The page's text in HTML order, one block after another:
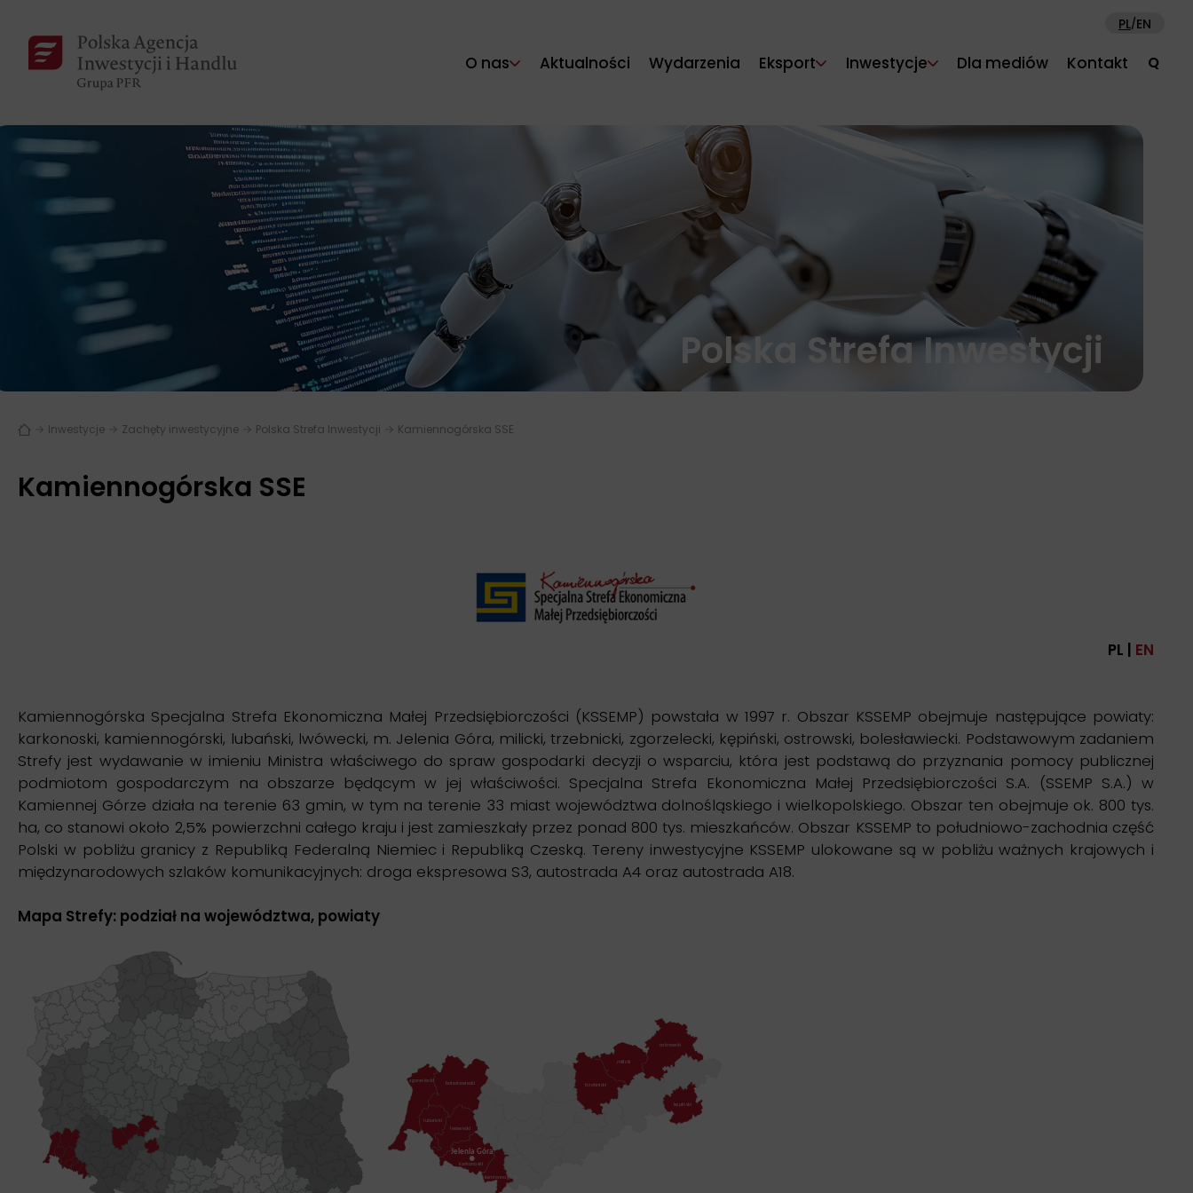
O nas Aktualności Wydarzenia Eksport Inwestycje Dla mediów Kontakt Q
PL/EN
Polska Strefa Inwestycji
Inwestycje Zachęty inwestycyjne Polska Strefa Inwestycji Kamiennogórska SSE
Kamiennogórska SSE
PL | EN
Kamiennogórska Specjalna Strefa Ekonomiczna Małej Przedsiębiorczości (KSSEMP) powstała w 1997 r. Obszar KSSEMP obejmuje następujące powiaty:
karkonoski, kamiennogórski, lubański, lwówecki, m. Jelenia Góra, milicki, trzebnicki, zgorzelecki, kępiński, ostrowski, bolesławiecki. Podstawowym zadaniem
Strefy jest wydawanie w imieniu Ministra właściwego do spraw gospodarki decyzji o wsparciu, która jest podstawą do przyznania pomocy publicznej
podmiotom gospodarczym na obszarze będącym w jej właściwości. Specjalna Strefa Ekonomiczna Małej Przedsiębiorczości S.A. (SSEMP S.A.) w
Kamiennej Górze działa na terenie 63 gmin, w tym na terenie 33 miast województwa dolnośląskiego i wielkopolskiego. Obszar ten obejmuje ok. 800 tys.
ha, co stanowi około 2,5% powierzchni całego kraju i jest zamieszkały przez ponad 800 tys. mieszkańców. Obszar KSSEMP to południowo-zachodnia część
Polski w pobliżu granicy z Republiką Federalną Niemiec i Republiką Czeską. Tereny inwestycyjne KSSEMP ulokowane są w pobliżu ważnych krajowych i
międzynarodowych szlaków komunikacyjnych: droga ekspresowa S3, autostrada A4 oraz autostrada A18.
Mapa Strefy: podział na województwa, powiaty